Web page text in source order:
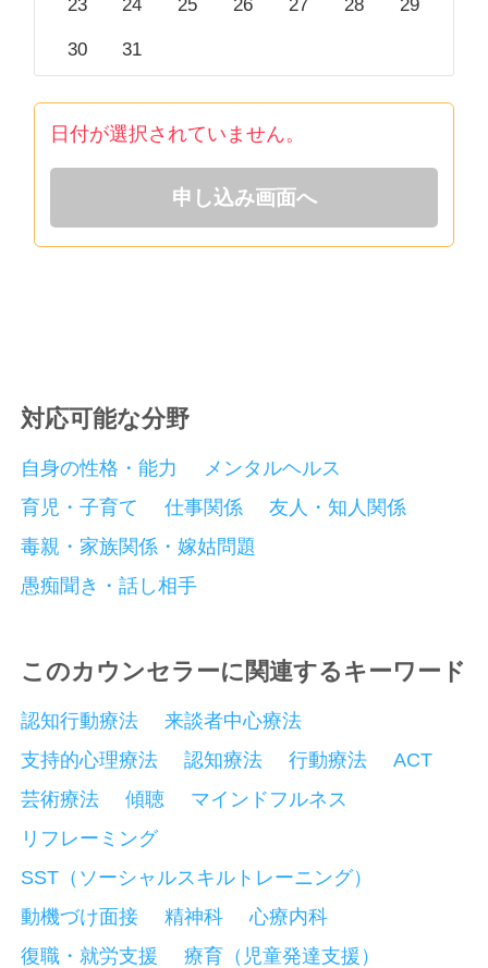
23 24 25 26 27 28 29
30 31
日付が選択されていません。
申し込み画面へ
対応可能な分野
自身の性格・能力
メンタルヘルス
育児・子育て
仕事関係
友人・知人関係
毒親・家族関係・嫁姑問題
愚痴聞き・話し相手
このカウンセラーに関連するキーワード
認知行動療法
来談者中心療法
支持的心理療法
認知療法 行動療法
ACT
芸術療法
傾聴
マインドフルネス
リフレーミング
SST（ソーシャルスキルトレーニング）
動機づけ面接
精神科
心療内科
復職・就労支援
療育（児童発達支援）